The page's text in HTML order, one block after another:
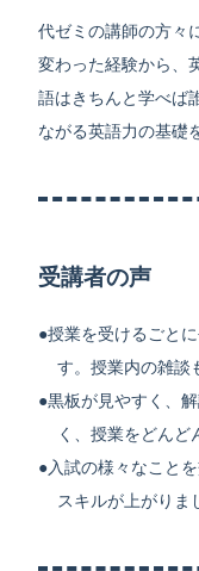
代ゼミの講師の方々
変わった経験から、
語はきちんと学べば
ながる英語力の基礎
受講者の声
授業を受けるごと
す。授業内の雑談
黒板が見やすく、
く、授業をどんど
入試の様々なこと
スキルが上がりま